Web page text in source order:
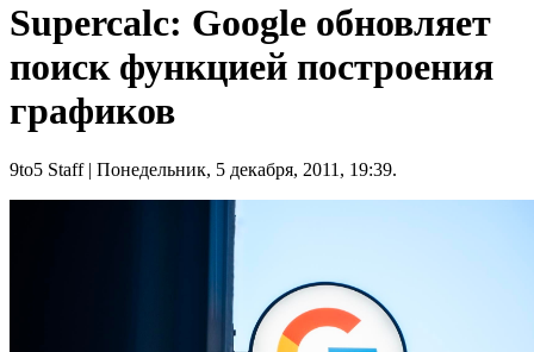
Supercalc: Google обновляет
поиск функцией построения
графиков
9to5 Staff| Понедельник, 5 декабря, 2011, 19:39.